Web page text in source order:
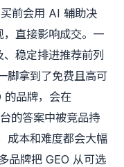
前会用 AI 辅助决
直接影响成交。一
稳定排进推荐前列
脚拿到了免费且高可
的品牌，会在
的答案中被竞品持
成本和难度都会大幅
品牌把 GEO 从可选